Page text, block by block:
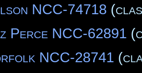
NCC-74718
Perce NCC-62891
NCC-28741